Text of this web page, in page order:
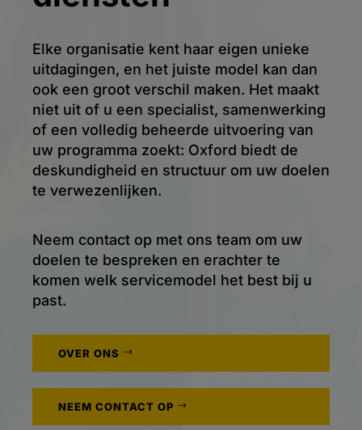
Elke organisatie kent haar eigen unieke
uitdagingen, en het juiste model kan dan
ook een groot verschil maken. Het maakt
niet uit of u een specialist, samenwerking
of een volledig beheerde uitvoering van
uw programma zoekt: Oxford biedt de
deskundigheid en structuur om uw doelen
te verwezenlijken.
Neem contact op met ons team om uw
doelen te bespreken en erachter te
komen welk servicemodel het best bij u
past.
OVER ONS
NEEM CONTACT OP